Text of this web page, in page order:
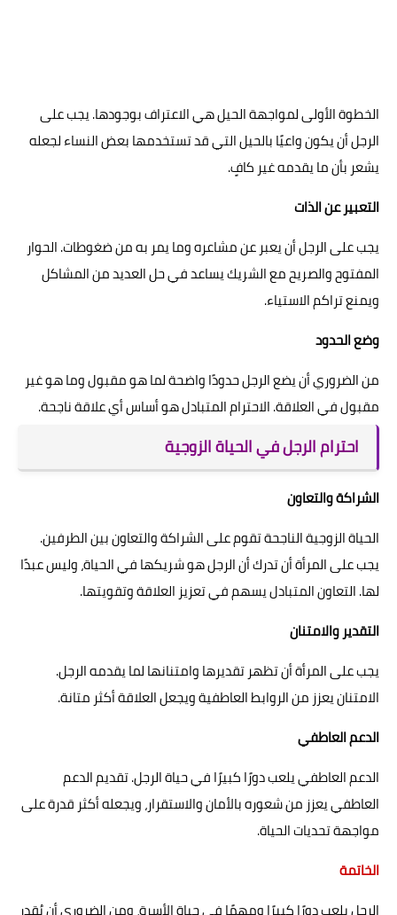
الخطوة الأولى لمواجهة الحيل هي الاعتراف بوجودها. يجب على
الرجل أن يكون واعيًا بالحيل التي قد تستخدمها بعض النساء لجعله
يشعر بأن ما يقدمه غير كافٍ.
التعبير عن الذات
يجب على الرجل أن يعبر عن مشاعره وما يمر به من ضغوطات. الحوار
المفتوح والصريح مع الشريك يساعد في حل العديد من المشاكل
ويمنع تراكم الاستياء.
وضع الحدود
من الضروري أن يضع الرجل حدودًا واضحة لما هو مقبول وما هو غير
مقبول في العلاقة. الاحترام المتبادل هو أساس أي علاقة ناجحة.
احترام الرجل في الحياة الزوجية
الشراكة والتعاون
الحياة الزوجية الناجحة تقوم على الشراكة والتعاون بين الطرفين.
يجب على المرأة أن تدرك أن الرجل هو شريكها في الحياة، وليس عبدًا
لها. التعاون المتبادل يسهم في تعزيز العلاقة وتقويتها.
التقدير والامتنان
يجب على المرأة أن تظهر تقديرها وامتنانها لما يقدمه الرجل.
الامتنان يعزز من الروابط العاطفية ويجعل العلاقة أكثر متانة.
الدعم العاطفي
الدعم العاطفي يلعب دورًا كبيرًا في حياة الرجل. تقديم الدعم
العاطفي يعزز من شعوره بالأمان والاستقرار، ويجعله أكثر قدرة على
مواجهة تحديات الحياة.
الخاتمة